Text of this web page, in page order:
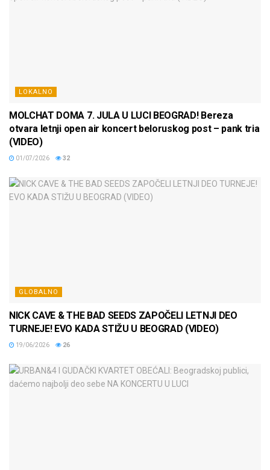
LOKALNO
MOLCHAT DOMA 7. JULA U LUCI BEOGRAD! Bereza
otvara letnji open air koncert beloruskog post – pank tria
(VIDEO)
01/07/2026 32
GLOBALNO
NICK CAVE & THE BAD SEEDS ZAPOČELI LETNJI DEO
TURNEJE! EVO KADA STIŽU U BEOGRAD (VIDEO)
19/06/2026 26